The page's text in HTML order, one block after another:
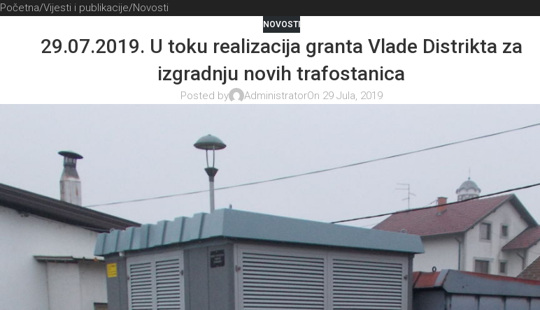
Početna Vijesti i publikacije Novosti
NOVOSTI
29.07.2019. U toku realizacija granta Vlade Distrikta za
izgradnju novih trafostanica
Posted by AdministratorOn 29 Jula, 2019